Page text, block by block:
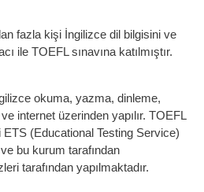
fazla kişi İngilizce dil bilgisini ve
ile TOEFL sınavına katılmıştır.
okuma, yazma, dinleme,
internet üzerinden yapılır. TOEFL
ETS (Educational Testing Service)
bu kurum tarafından
tarafından yapılmaktadır.